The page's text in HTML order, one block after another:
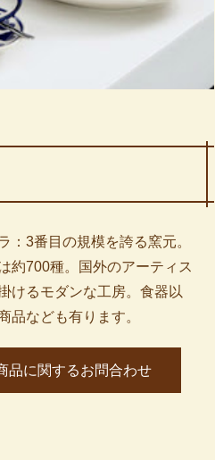
：3番目の規模を誇る窯元。
約700種。国外のアーティス
けるモダンな工房。食器以
品なども有ります。
品に関するお問合わせ